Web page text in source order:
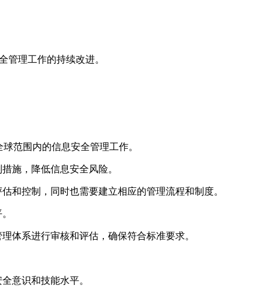
管理工作的持续改进。
范围内的信息安全管理工作。
施，降低信息安全风险。
和控制，同时也需要建立相应的管理流程和制度。
体系进行审核和评估，确保符合标准要求。
意识和技能水平。